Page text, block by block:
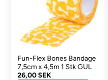
Fun-Flex Bones Bandage
7,5cm x 4,5m 1 Stk GUL
26,00 SEK